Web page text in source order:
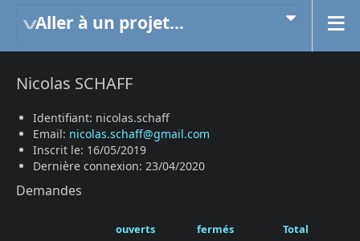
Aller à un projet...
Nicolas SCHAFF
Identifiant: nicolas.schaff
Email: nicolas.schaff@gmail.com
Inscrit le: 16/05/2019
Dernière connexion: 23/04/2020
Demandes
ouverts fermés
Total